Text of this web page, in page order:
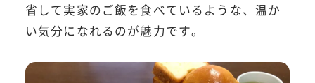
省して実家のご飯を食べているような、温か
い気分になれるのが魅力です。